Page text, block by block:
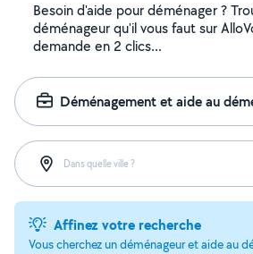
Besoin d'aide pour déménager ?
déménageur qu'il vous faut sur
demande en 2 clics...
Déménagement et aide au
Dans quelle ville ?
Affinez votre recherche
Vous cherchez un déménageur et aide au